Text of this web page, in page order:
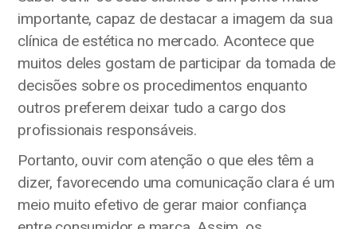
importante, capaz de destacar a imagem da sua
clínica de estética no mercado. Acontece que
muitos deles gostam de participar da tomada de
decisões sobre os procedimentos enquanto
outros preferem deixar tudo a cargo dos
profissionais responsáveis.
Portanto, ouvir com atenção o que eles têm a
dizer, favorecendo uma comunicação clara é um
meio muito efetivo de gerar maior confiança